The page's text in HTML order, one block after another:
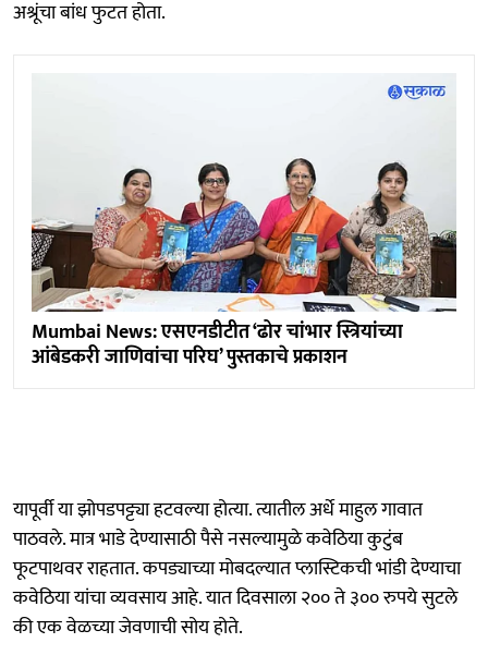
अश्रूंचा बांध फुटत होता.
Mumbai News: एसएनडीटीत ‘ढोर चांभार स्त्रियांच्या
आंबेडकरी जाणिवांचा परिघ’ पुस्तकाचे प्रकाशन
यापूर्वी या झोपडपट्ट्या हटवल्या होत्या. त्यातील अर्धे माहुल गावात
पाठवले. मात्र भाडे देण्यासाठी पैसे नसल्यामुळे कवेठिया कुटुंब
फूटपाथवर राहतात. कपड्याच्या मोबदल्यात प्लास्टिकची भांडी देण्याचा
कवेठिया यांचा व्यवसाय आहे. यात दिवसाला २०० ते ३०० रुपये सुटले
की एक वेळच्या जेवणाची सोय होते.